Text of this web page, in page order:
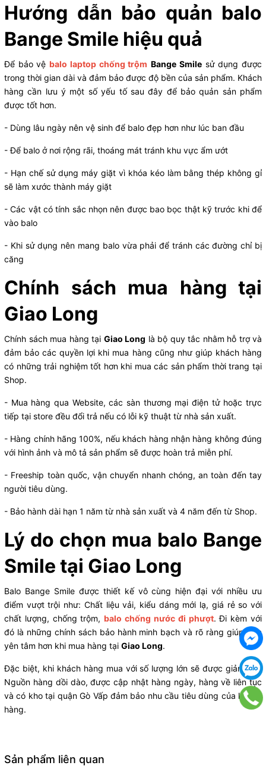
Hướng dẫn bảo quản balo
Bange Smile hiệu quả
Để bảo vệbalo laptop chống trộm Bange Smilesử dụng được
trong thời gian dài và đảm bảo được độ bền của sản phẩm. Khách
hàng cần lưu ý một số yếu tố sau đây để bảo quản sản phẩm
được tốt hơn.
- Dùng lâu ngày nên vệ sinh để balo đẹp hơn như lúc ban đầu
- Để balo ở nơi rộng rãi, thoáng mát tránh khu vực ẩm ướt
- Hạn chế sử dụng máy giặt vì khóa kéo làm bằng thép không gỉ
sẽ làm xước thành máy giặt
- Các vật có tính sắc nhọn nên được bao bọc thật kỹ trước khi để
vào balo
- Khi sử dụng nên mang balo vừa phải để tránh các đường chỉ bị
căng
Chính sách mua hàng tại
Giao Long
Chính sách mua hàng tại Giao Long là bộ quy tắc nhằm hỗ trợ và
đảm bảo các quyền lợi khi mua hàng cũng như giúp khách hàng
có những trải nghiệm tốt hơn khi mua các sản phẩm thời trang tại
Shop.
- Mua hàng qua Website, các sàn thương mại điện tử hoặc trực
tiếp tại store đều đổi trả nếu có lỗi kỹ thuật từ nhà sản xuất.
- Hàng chính hãng 100%, nếu khách hàng nhận hàng không đúng
với hình ảnh và mô tả sản phẩm sẽ được hoàn trả miễn phí.
- Freeship toàn quốc, vận chuyển nhanh chóng, an toàn đến tay
người tiêu dùng.
- Bảo hành dài hạn 1 năm từ nhà sản xuất và 4 năm đến từ Shop.
Lý do chọn mua balo Bange
Smile tại Giao Long
Balo Bange Smile được thiết kế vô cùng hiện đại với nhiều ưu
điểm vượt trội như: Chất liệu vải, kiểu dáng mới lạ, giá rẻ so với
chất lượng, chống trộm,balo chống nước đi phượt. Đi kèm với
đó là những chính sách bảo hành minh bạch và rõ ràng giúp bạn
yên tâm hơn khi mua hàng tại Giao Long.
Đặc biệt, khi khách hàng mua với số lượng lớn sẽ được giảm giá.
Nguồn hàng dồi dào, được cập nhật hàng ngày, hàng về liên tục
và có kho tại quận Gò Vấp đảm bảo nhu cầu tiêu dùng của khách
hàng.
Sản phẩm liên quan